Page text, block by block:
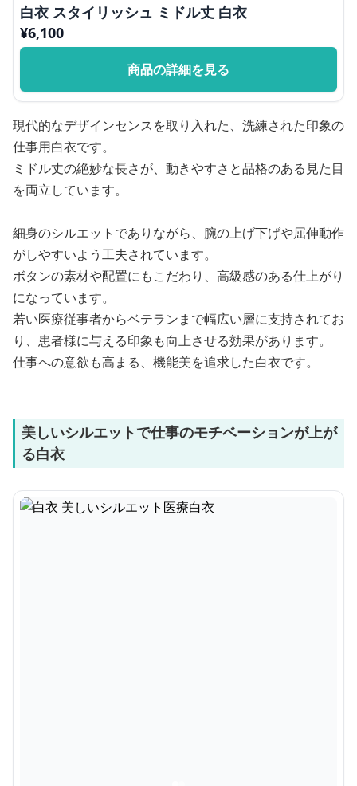
白衣 スタイリッシュ ミドル丈 白衣
¥6,100
商品の詳細を見る
現代的なデザインセンスを取り入れた、洗練された印象の
仕事用白衣です。
ミドル丈の絶妙な長さが、動きやすさと品格のある見た目
を両立しています。
細身のシルエットでありながら、腕の上げ下げや屈伸動作
がしやすいよう工夫されています。
ボタンの素材や配置にもこだわり、高級感のある仕上がり
になっています。
若い医療従事者からベテランまで幅広い層に支持されてお
り、患者様に与える印象も向上させる効果があります。
仕事への意欲も高まる、機能美を追求した白衣です。
美しいシルエットで仕事のモチベーションが上が
る白衣